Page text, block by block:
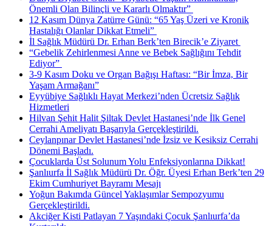
Önemli Olan Bilinçli ve Kararlı Olmaktır” ​
12 Kasım Dünya Zatürre Günü: “65 Yaş Üzeri ve Kronik
Hastalığı Olanlar Dikkat Etmeli” ​
İl Sağlık Müdürü Dr. Erhan Berk’ten Birecik’e Ziyaret ​
“Gebelik Zehirlenmesi Anne ve Bebek Sağlığını Tehdit
Ediyor” ​
3-9 Kasım Doku ve Organ Bağışı Haftası: “Bir İmza, Bir
Yaşam Armağanı”
Eyyübiye Sağlıklı Hayat Merkezi’nden Ücretsiz Sağlık
Hizmetleri
Hilvan Şehit Halit Şiltak Devlet Hastanesi’nde İlk Genel
Cerrahi Ameliyatı Başarıyla Gerçekleştirildi.
Ceylanpınar Devlet Hastanesi’nde İzsiz ve Kesiksiz Cerrahi
Dönemi Başladı.
Çocuklarda Üst Solunum Yolu Enfeksiyonlarına Dikkat!
Şanlıurfa İl Sağlık Müdürü Dr. Öğr. Üyesi Erhan Berk’ten 29
Ekim Cumhuriyet Bayramı Mesajı
Yoğun Bakımda Güncel Yaklaşımlar Sempozyumu
Gerçekleştirildi.
Akciğer Kisti Patlayan 7 Yaşındaki Çocuk Şanlıurfa’da